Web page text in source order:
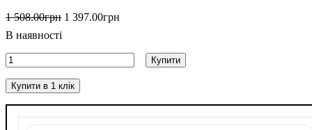
1 508.00грн 1 397.00грн
В наявності
Купити
Купити в 1 клік